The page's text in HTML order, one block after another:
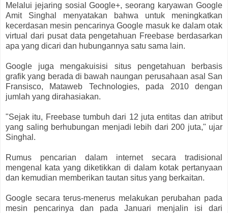
Melalui jejaring sosial Google+, seorang karyawan Google
Amit Singhal menyatakan bahwa untuk meningkatkan
kecerdasan mesin pencarinya Google masuk ke dalam otak
virtual dari pusat data pengetahuan Freebase berdasarkan
apa yang dicari dan hubungannya satu sama lain.
Google juga mengakuisisi situs pengetahuan berbasis
grafik yang berada di bawah naungan perusahaan asal San
Fransisco, Mataweb Technologies, pada 2010 dengan
jumlah yang dirahasiakan.
"Sejak itu, Freebase tumbuh dari 12 juta entitas dan atribut
yang saling berhubungan menjadi lebih dari 200 juta," ujar
Singhal.
Rumus pencarian dalam internet secara tradisional
mengenal kata yang diketikkan di dalam kotak pertanyaan
dan kemudian memberikan tautan situs yang berkaitan.
Google secara terus-menerus melakukan perubahan pada
mesin pencarinya dan pada Januari menjalin isi dari